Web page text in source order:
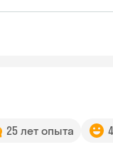
25 лет опыта